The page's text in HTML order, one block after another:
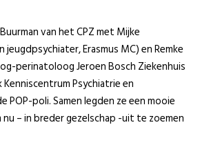
van het CPZ met Mijke
Erasmus MC) en Remke
perinatoloog Jeroen Bosch Ziekenhuis
Psychiatrie en
POP-poli. Samen legden ze een mooie
– in breder gezelschap -uit te zoemen